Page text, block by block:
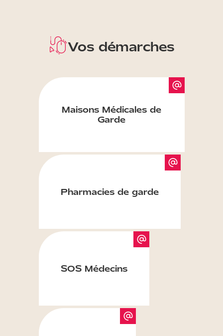
Vos démarches
Maisons Médicales de
Garde
Pharmacies de garde
SOS Médecins